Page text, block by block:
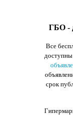
ГБО -
Все
срок